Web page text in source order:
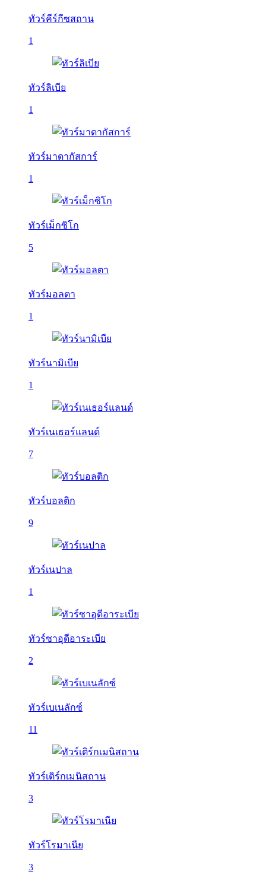
ทัวร์คีร์กีซสถาน
1
ทัวร์ลิเบีย
1
ทัวร์มาดากัสการ์
1
ทัวร์เม็กซิโก
5
ทัวร์มอลตา
1
ทัวร์นามิเบีย
1
ทัวร์เนเธอร์แลนด์
7
ทัวร์บอลติก
9
ทัวร์เนปาล
1
ทัวร์ซาอุดีอาระเบีย
2
ทัวร์เบเนลักซ์
11
ทัวร์เติร์กเมนิสถาน
3
ทัวร์โรมาเนีย
3